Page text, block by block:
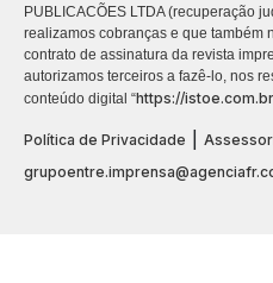
PUBLICACÕES LTDA (recuperação
realizamos cobranças e que também
contrato de assinatura da revista
autorizamos terceiros a fazê-lo, nos
conteúdo digital “https://istoe.com.br
Política de Privacidade